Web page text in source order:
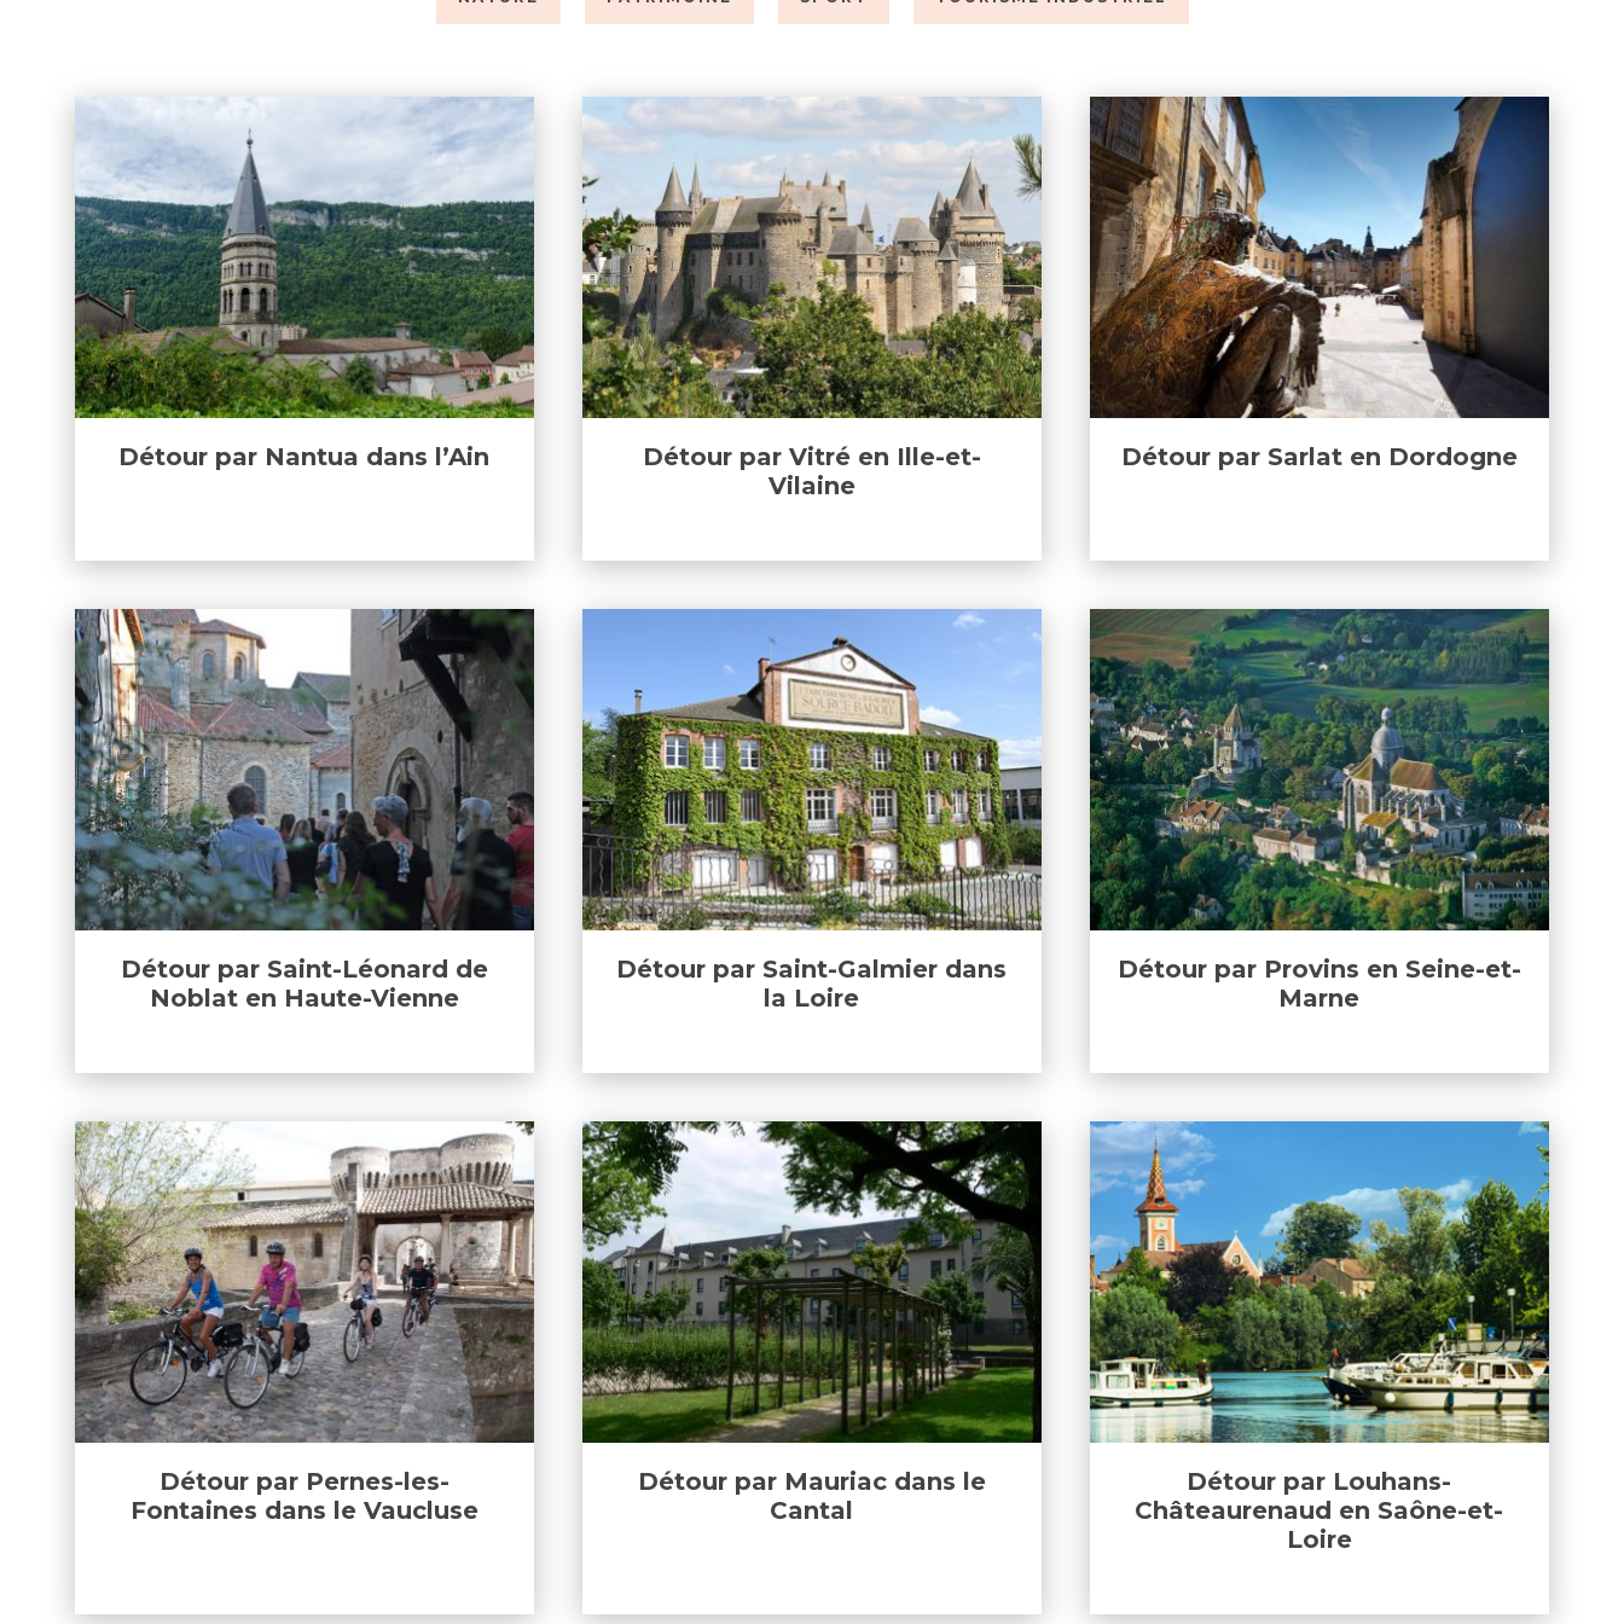
Détour par Nantua dans l’Ain
Détour par Vitré en Ille-et-
Vilaine
Détour par Sarlat en Dordogne
Détour par Saint-Léonard de
Noblat en Haute-Vienne
Détour par Saint-Galmier dans
la Loire
Détour par Provins en Seine-et-
Marne
Détour par Pernes-les-
Fontaines dans le Vaucluse
Détour par Mauriac dans le
Cantal
Détour par Louhans-
Châteaurenaud en Saône-et-
Loire